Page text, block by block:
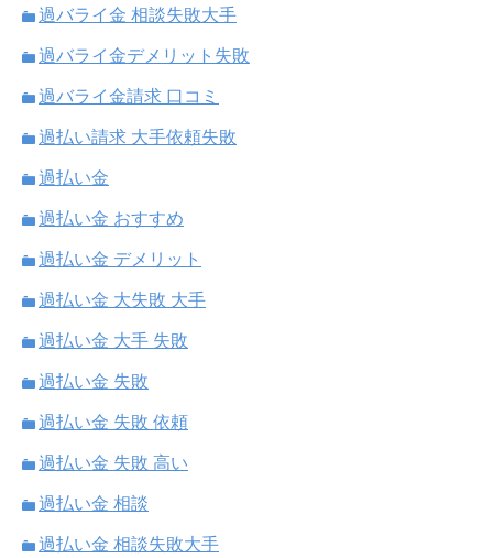
過バライ金 相談失敗大手
過バライ金デメリット失敗
過バライ金請求 口コミ
過払い請求 大手依頼失敗
過払い金
過払い金 おすすめ
過払い金 デメリット
過払い金 大失敗 大手
過払い金 大手 失敗
過払い金 失敗
過払い金 失敗 依頼
過払い金 失敗 高い
過払い金 相談
過払い金 相談失敗大手